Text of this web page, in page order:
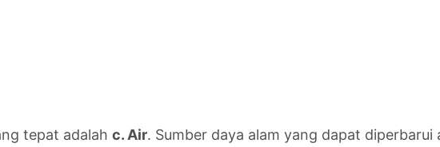
tepat adalah c. Air. Sumber daya alam yang dapat